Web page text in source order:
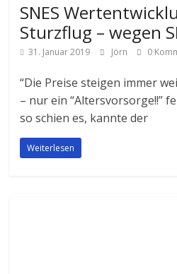
SNES
Sturzflug – wegen
31. Januar 2019 Jörn 0
“Die Preise steigen immer
– nur ein “Altersvorsorge!!”
so schien es, kannte der
Weiterlesen